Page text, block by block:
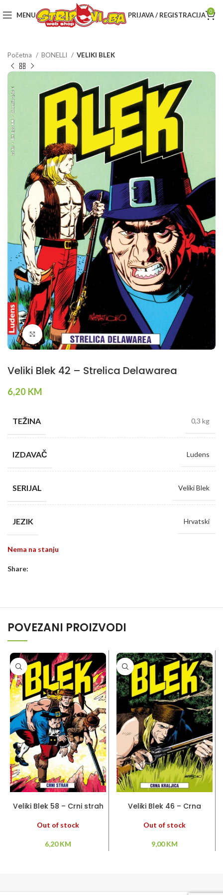
MENU PRIJAVA / REGISTRACIJA 0
Početna BONELLI VELIKI BLEK
Klikni da povečaš
Veliki Blek 42 – Strelica Delawarea
6,20 KM
TEŽINA 0,3 kg
IZDAVAČ Ludens
SERIJAL Veliki Blek
JEZIK Hrvatski
Nema na stanju
Share:
POVEZANI PROIZVODI
Veliki Blek 58 – Crni strah
Out of stock
6,20KM
Veliki Blek 46 – Crna
Out of stock
9,00KM